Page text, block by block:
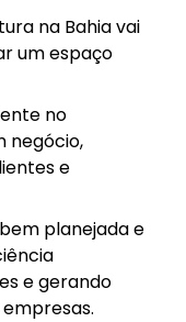
na Bahia vai
um espaço
no
negócio,
e
planejada e
e gerando